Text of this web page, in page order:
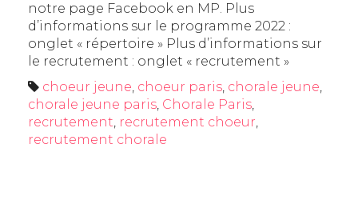
notre page Facebook en MP. Plus
d’informations sur le programme 2022 :
onglet « répertoire » Plus d’informations sur
le recrutement : onglet « recrutement »
choeur jeune, choeur paris, chorale jeune,
chorale jeune paris, Chorale Paris,
recrutement, recrutement choeur,
recrutement chorale